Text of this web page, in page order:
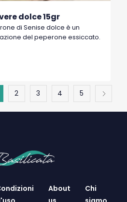
dolce 15gr
di Senise dolce è un
del peperone essiccato.
2 3 4 5
About
Chi